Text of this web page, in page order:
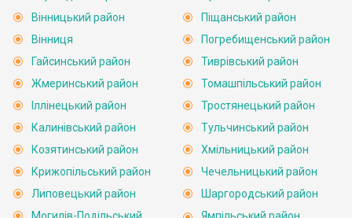
Вінницький район
Вінниця
Гайсинський район
Жмеринський район
Іллінецький район
Калинівський район
Козятинський район
Крижопільський район
Липовецький район
Піщанський район
Погребищенський район
Тиврівський район
Томашпільський район
Тростянецький район
Тульчинський район
Хмільницький район
Чечельницький район
Шаргородський район